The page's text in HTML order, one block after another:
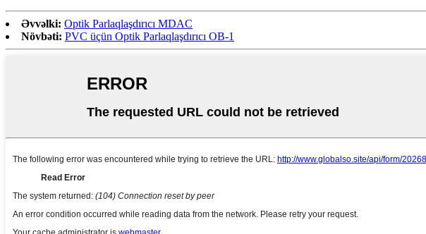
Əvvəlki: Optik Parlaqlaşdırıcı MDAC
Növbəti: PVC üçün Optik Parlaqlaşdırıcı OB-1